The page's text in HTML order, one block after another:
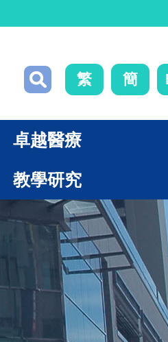
繁 簡
卓越醫療
教學研究